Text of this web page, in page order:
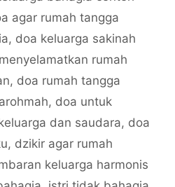
agar rumah tangga
, doa keluarga sakinah
rumah
, doa rumah tangga
, doa untuk
dan saudara, doa
, dzikir agar rumah
keluarga harmonis